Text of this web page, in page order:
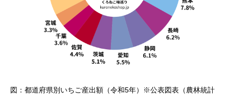
図：都道府県別いちご産出額（令和5年）※公表図表（農林統計